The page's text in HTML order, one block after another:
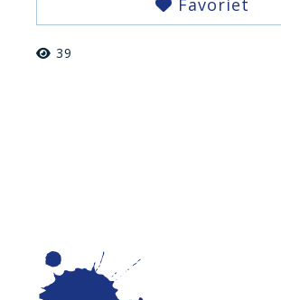
Favoriet
39